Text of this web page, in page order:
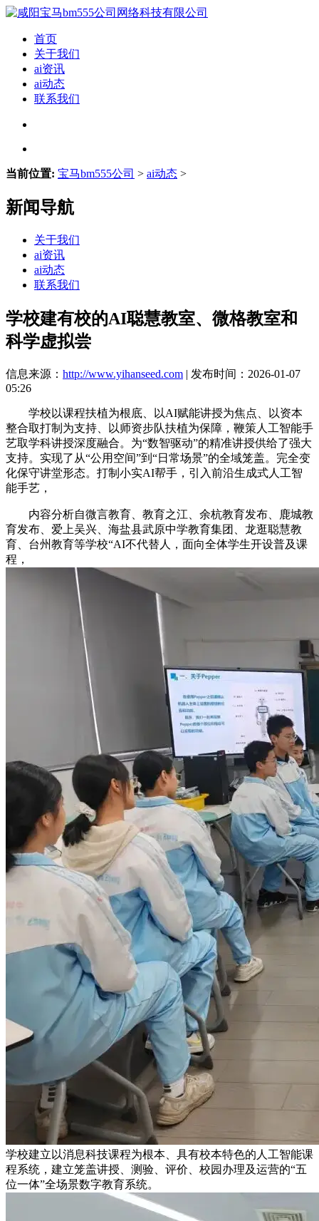
首页
关于我们
ai资讯
ai动态
联系我们
当前位置: 宝马bm555公司 > ai动态 >
新闻导航
关于我们
ai资讯
ai动态
联系我们
学校建有校的AI聪慧教室、微格教室和
科学虚拟尝
信息来源： http://www.yihanseed.com | 发布时间：2026-01-07
05:26
学校以课程扶植为根底、以AI赋能讲授为焦点、以资本
整合取打制为支持、以师资步队扶植为保障，鞭策人工智能手
艺取学科讲授深度融合。为“数智驱动”的精准讲授供给了强大
支持。实现了从“公用空间”到“日常场景”的全域笼盖。完全变
化保守讲堂形态。打制小实AI帮手，引入前沿生成式人工智
能手艺，
内容分析自微言教育、教育之江、余杭教育发布、鹿城教
育发布、爱上吴兴、海盐县武原中学教育集团、龙逛聪慧教
育、台州教育等学校“AI不代替人，面向全体学生开设普及课
程，
学校建立以消息科技课程为根本、具有校本特色的人工智能课
程系统，建立笼盖讲授、测验、评价、校园办理及运营的“五
位一体”全场景数字教育系统。